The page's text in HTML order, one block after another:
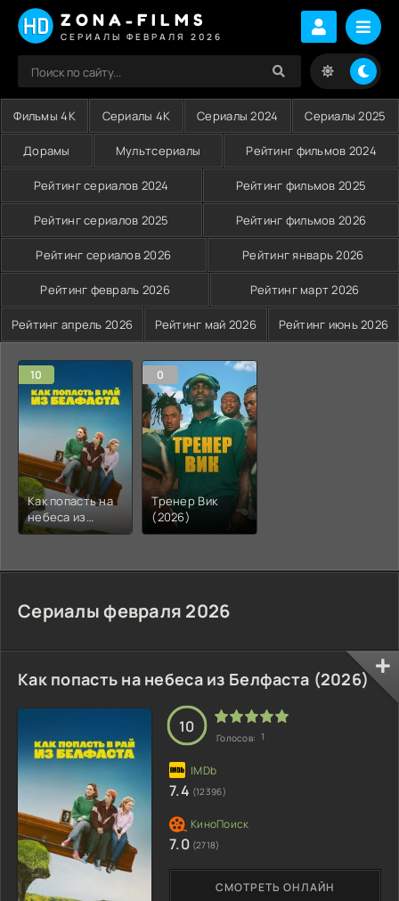
ZONA-FILMS
СЕРИАЛЫ ФЕВРАЛЯ 2026
Фильмы 4K Сериалы 4K Сериалы 2024 Сериалы 2025
Дорамы Мультсериалы Рейтинг фильмов 2024
Рейтинг сериалов 2024 Рейтинг фильмов 2025
Рейтинг сериалов 2025 Рейтинг фильмов 2026
Рейтинг сериалов 2026 Рейтинг январь 2026
Рейтинг февраль 2026 Рейтинг март 2026
Рейтинг апрель 2026 Рейтинг май 2026 Рейтинг июнь 2026
10
Как попасть на
небеса из
Белфаста
0
Тренер Вик
(2026)
Сериалы февраля 2026
Как попасть на небеса из Белфаста (2026)
СМОТРЕТЬ ОНЛАЙН
10
Голосов: 1
7.4 (12396)
7.0 (2718)